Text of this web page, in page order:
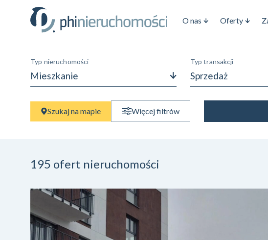
O nas Oferty
Typ nieruchomości
Mieszkanie
Typ transakcji
Sprzedaż
Cena
—
Wybierz
Piętro
Wybierz
Rok
Agent
Szukaj na mapie Więcej filtrów
195 ofert nieruchomości